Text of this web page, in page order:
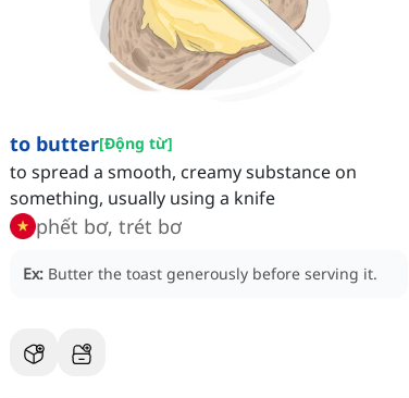
to butter[Động từ]
to spread a smooth, creamy substance on
something, usually using a knife
phết bơ, trét bơ
Ex: Butter the toast generously before serving it.